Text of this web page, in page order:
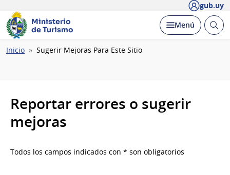
gub.uy
Ministerio
de Turismo
Desplegar
Menú Abrir
Ruta
Inicio Sugerir Mejoras Para Este Sitio
Reportar errores o sugerir
mejoras
Todos los campos indicados con * son obligatorios